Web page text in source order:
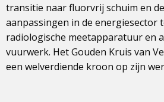
transitie naar fluorvrij schuim en
aanpassingen in de energiesector
radiologische meetapparatuur en
vuurwerk. Het Gouden Kruis van
een welverdiende kroon op zijn